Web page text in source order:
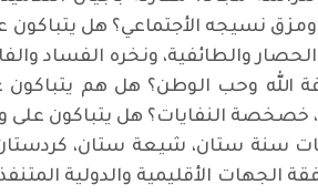
نسيجه الأجتماعي؟ هل يتباكون
والطائفية، ونخره الفساد
الله وحب الوطن؟ هل هم
النفايات؟ هل يتباكون
سنة ستان، شيعة ستان،
الأقليمية والدولية